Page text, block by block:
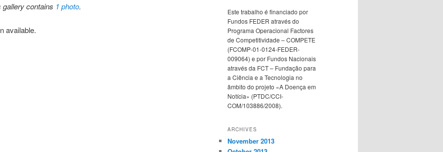
gallery contains 1 photo.
available.
Este trabalho é financiado por
Fundos FEDER através do
Programa Operacional Factores
de Competitividade – COMPETE
(FCOMP-01-0124-FEDER-
009064) e por Fundos Nacionais
através da FCT – Fundação para
a Ciência e a Tecnologia no
âmbito do projeto «A Doença em
Notícia» (PTDC/CCI-
COM/103886/2008).
ARCHIVES
November 2013